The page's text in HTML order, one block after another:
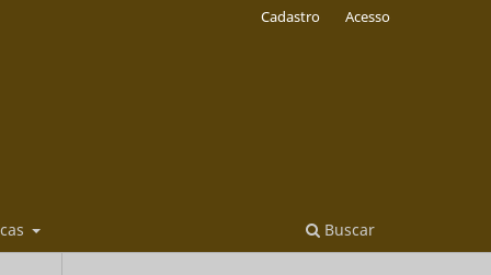
Buscar
Cadastro Acesso